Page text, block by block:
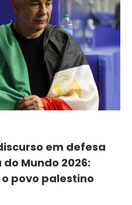
em defesa
Mundo 2026:
povo palestino